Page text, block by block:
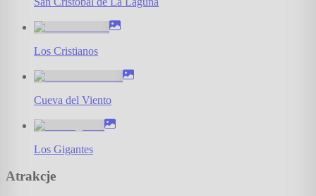
Los Cristianos
Cueva del Viento
Los Gigantes
Atrakcje